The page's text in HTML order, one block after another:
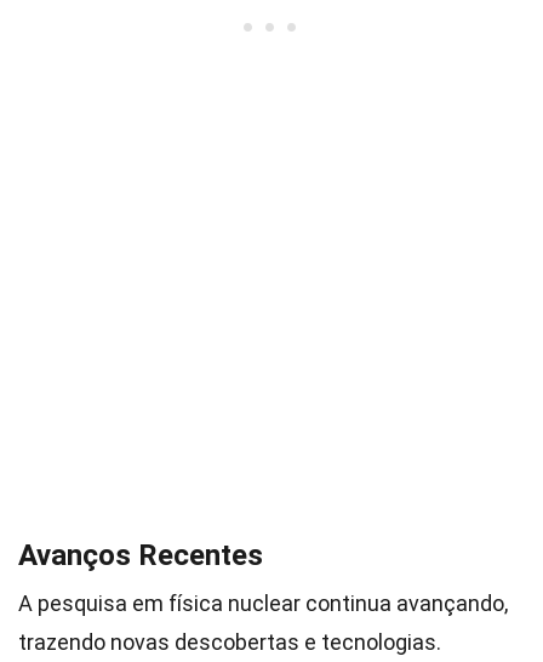
Avanços Recentes
A pesquisa em física nuclear continua avançando,
trazendo novas descobertas e tecnologias.